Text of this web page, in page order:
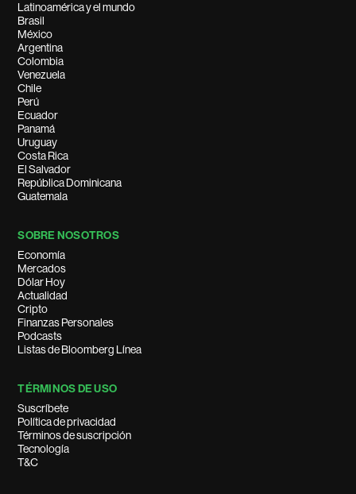
Latinoamérica y el mundo
Brasil
México
Argentina
Colombia
Venezuela
Chile
Perú
Ecuador
Panamá
Uruguay
Costa Rica
El Salvador
República Dominicana
Guatemala
SOBRE NOSOTROS
Economía
Mercados
Dólar Hoy
Actualidad
Cripto
Finanzas Personales
Podcasts
Listas de Bloomberg Línea
TÉRMINOS DE USO
Suscríbete
Política de privacidad
Términos de suscripción
Tecnología
T&C